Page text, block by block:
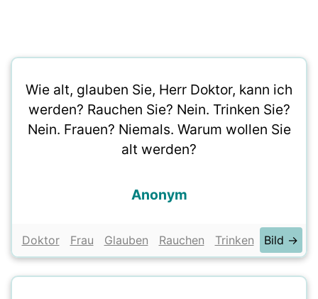
Wie alt, glauben Sie, Herr Doktor, kann ich
werden? Rauchen Sie? Nein. Trinken Sie?
Nein. Frauen? Niemals. Warum wollen Sie
alt werden?
Anonym
Doktor Frau Glauben Rauchen Trinken Bild →